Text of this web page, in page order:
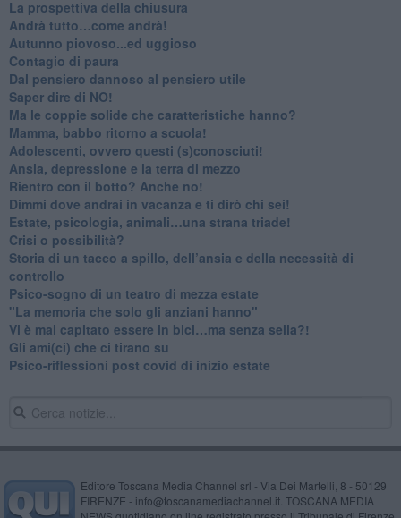
​La prospettiva della chiusura
​Andrà tutto…come andrà!
Autunno piovoso...ed uggioso
​Contagio di paura
​Dal pensiero dannoso al pensiero utile
​Saper dire di NO!
​Ma le coppie solide che caratteristiche hanno?
​Mamma, babbo ritorno a scuola!
Adolescenti, ovvero questi (s)conosciuti!
Ansia, depressione e la terra di mezzo
​Rientro con il botto? Anche no!
Dimmi dove andrai in vacanza e ti dirò chi sei!
​Estate, psicologia, animali…una strana triade!
​Crisi o possibilità?
​Storia di un tacco a spillo, dell’ansia e della necessità di
controllo
​Psico-sogno di un teatro di mezza estate
"La memoria che solo gli anziani hanno"
​Vi è mai capitato essere in bici…ma senza sella?!
​Gli ami(ci) che ci tirano su
Psico-riflessioni post covid di inizio estate
Editore Toscana Media Channel srl - Via Dei Martelli, 8 - 50129
FIRENZE - info@toscanamediachannel.it. TOSCANA MEDIA